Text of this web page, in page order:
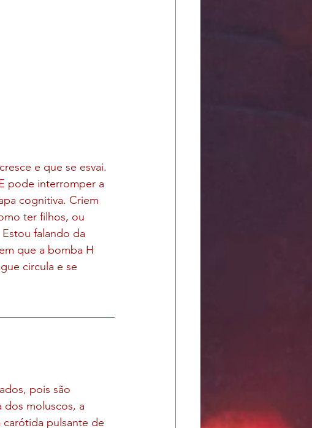
e que se esvai.
pode interromper a
cognitiva. Criem
ter filhos, ou
falando da
que a bomba H
circula e se
pois são
dos moluscos, a
carótida pulsante de